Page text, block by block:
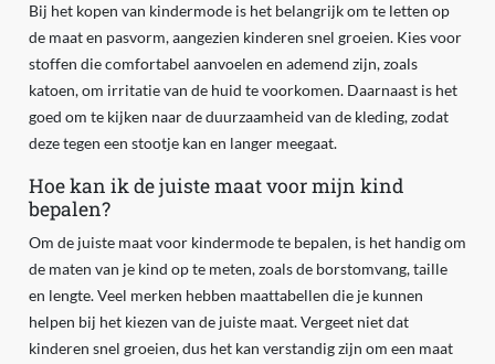
Bij het kopen van kindermode is het belangrijk om te letten op
de maat en pasvorm, aangezien kinderen snel groeien. Kies voor
stoffen die comfortabel aanvoelen en ademend zijn, zoals
katoen, om irritatie van de huid te voorkomen. Daarnaast is het
goed om te kijken naar de duurzaamheid van de kleding, zodat
deze tegen een stootje kan en langer meegaat.
Hoe kan ik de juiste maat voor mijn kind
bepalen?
Om de juiste maat voor kindermode te bepalen, is het handig om
de maten van je kind op te meten, zoals de borstomvang, taille
en lengte. Veel merken hebben maattabellen die je kunnen
helpen bij het kiezen van de juiste maat. Vergeet niet dat
kinderen snel groeien, dus het kan verstandig zijn om een maat